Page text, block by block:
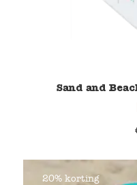
Sand and
20% korting